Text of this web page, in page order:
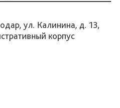
ул. Калинина, д. 13,
корпус